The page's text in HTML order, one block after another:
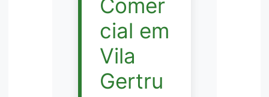
Comer
cial em
Vila
Gertru